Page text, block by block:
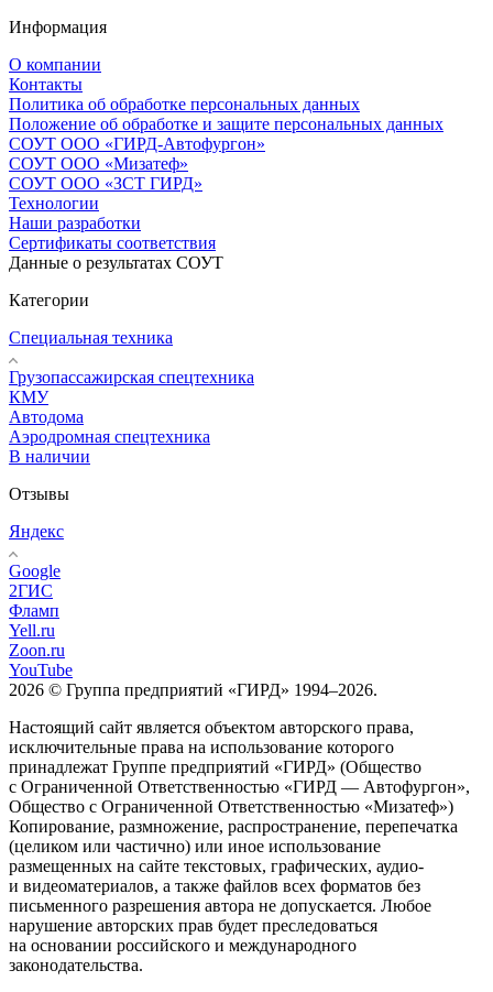
Информация
О компании
Контакты
Политика об обработке персональных данных
Положение об обработке и защите персональных данных
СОУТ ООО «ГИРД-Автофургон»
СОУТ ООО «Мизатеф»
СОУТ ООО «ЗСТ ГИРД»
Технологии
Наши разработки
Сертификаты соответствия
Данные о результатах СОУТ
Категории
Специальная техника
Грузопассажирская спецтехника
КМУ
Автодома
Аэродромная спецтехника
В наличии
Отзывы
Яндекс
Google
2ГИС
Фламп
Yell.ru
Zoon.ru
YouTube
2026 © Группа предприятий «ГИРД» 1994–2026.
Настоящий сайт является объектом авторского права,
исключительные права на использование которого
принадлежат Группе предприятий «ГИРД» (Общество
с Ограниченной Ответственностью «ГИРД — Автофургон»,
Общество с Ограниченной Ответственностью «Мизатеф»)
Копирование, размножение, распространение, перепечатка
(целиком или частично) или иное использование
размещенных на сайте текстовых, графических, аудио-
и видеоматериалов, а также файлов всех форматов без
письменного разрешения автора не допускается. Любое
нарушение авторских прав будет преследоваться
на основании российского и международного
законодательства.